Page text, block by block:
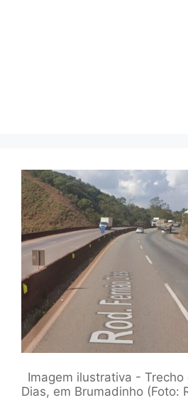
Imagem ilustrativa -
Dias, em Brumadinho (Foto: